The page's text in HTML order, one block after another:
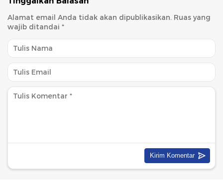
Alamat email Anda tidak akan dipublikasikan. Ruas yang
wajib ditandai *